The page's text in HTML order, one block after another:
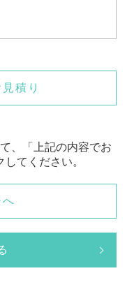
積り
、「上記の内容でお
てください。